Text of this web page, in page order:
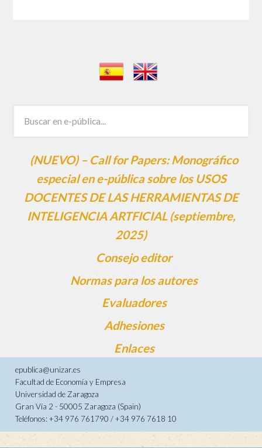
(NUEVO) – Call for Papers: Monográfico
especial en e-pública sobre los USOS
DOCENTES DE LAS HERRAMIENTAS DE
INTELIGENCIA ARTFICIAL (septiembre,
2025)
Consejo editor
Normas para los autores
Evaluadores
Adhesiones
Enlaces
epublica@unizar.es
Facultad de Economía y Empresa
Universidad de Zaragoza
Gran Vía 2 - 50005 Zaragoza (Spain)
Teléfonos: +34 976 761790 / +34 976 7618 10